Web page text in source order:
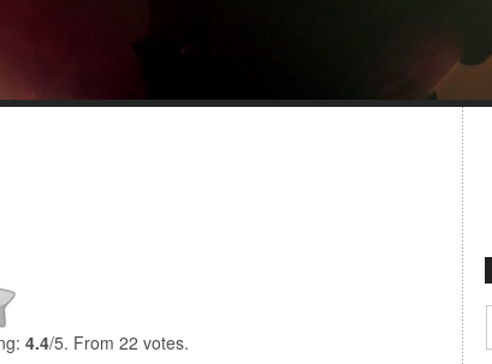
4.4/5. From 22 votes.